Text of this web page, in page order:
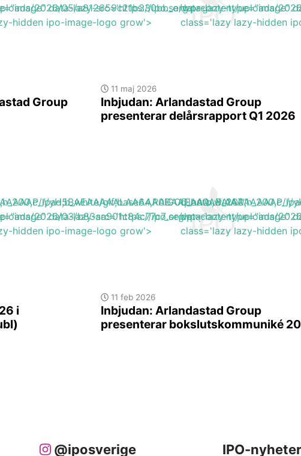
2026/05/a812659c21b330bb_org.png'
Group
data-lazy-src='https://ipo.se/wp-content/uploads/
hidden ipo-image-logo grow'>
11 maj 2026
Inbjudan: Arlandastad Group
presenterar delårsrapport Q1 2026
data-lazy-type="image"
class='lazy lazy-hidden
yH5BAEAAAAALAAAAAABAAEAAAIBRAA7"
2026/03/b83aa901c84c77c7_org.png'
i
gif;base64,R0lGODlhAQABAIAAAAAAAP///
data-lazy-src='https://ipo.se/wp-content/uploads/
hidden ipo-image-logo grow'>
11 feb 2026
Inbjudan: Arlandastad Group
presenterar bokslutskommuniké
data-lazy-type="image"
class='lazy lazy-hidden
@iposverige IPO-